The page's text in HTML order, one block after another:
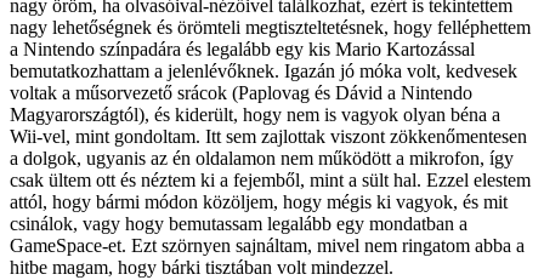
nagy öröm, ha olvasóival-nézőivel találkozhat, ezért is tekintettem
nagy lehetőségnek és örömteli megtiszteltetésnek, hogy felléphettem
a Nintendo színpadára és legalább egy kis Mario Kartozással
bemutatkozhattam a jelenlévőknek. Igazán jó móka volt, kedvesek
voltak a műsorvezető srácok (Paplovag és Dávid a Nintendo
Magyarországtól), és kiderült, hogy nem is vagyok olyan béna a
Wii-vel, mint gondoltam. Itt sem zajlottak viszont zökkenőmentesen
a dolgok, ugyanis az én oldalamon nem működött a mikrofon, így
csak ültem ott és néztem ki a fejemből, mint a sült hal. Ezzel elestem
attól, hogy bármi módon közöljem, hogy mégis ki vagyok, és mit
csinálok, vagy hogy bemutassam legalább egy mondatban a
GameSpace-et. Ezt szörnyen sajnáltam, mivel nem ringatom abba a
hitbe magam, hogy bárki tisztában volt mindezzel.